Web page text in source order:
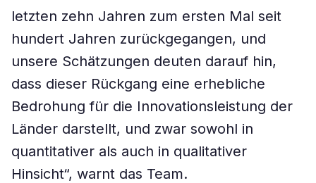
letzten zehn Jahren zum ersten Mal seit
hundert Jahren zurückgegangen, und
unsere Schätzungen deuten darauf hin,
dass dieser Rückgang eine erhebliche
Bedrohung für die Innovationsleistung der
Länder darstellt, und zwar sowohl in
quantitativer als auch in qualitativer
Hinsicht“, warnt das Team.